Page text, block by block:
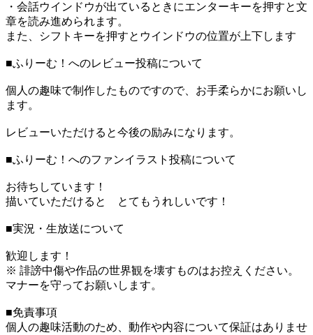
・会話ウインドウが出ているときにエンターキーを押すと文
章を読み進められます。
また、シフトキーを押すとウインドウの位置が上下します
■ふりーむ！へのレビュー投稿について
個人の趣味で制作したものですので、お手柔らかにお願いし
ます。
レビューいただけると今後の励みになります。
■ふりーむ！へのファンイラスト投稿について
お待ちしています！
描いていただけると とてもうれしいです！
■実況・生放送について
歓迎します！
※ 誹謗中傷や作品の世界観を壊すものはお控えください。
マナーを守ってお願いします。
■免責事項
個人の趣味活動のため、動作や内容について保証はありませ